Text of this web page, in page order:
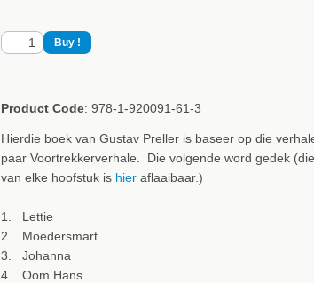
Product Code: 978-1-920091-61-3
Hierdie boek van Gustav Preller is baseer op die
paar Voortrekkerverhale. Die volgende word gedek
van elke hoofstuk is hieraflaaibaar.)
1. Lettie
2. Moedersmart
3. Johanna
4. Oom Hans